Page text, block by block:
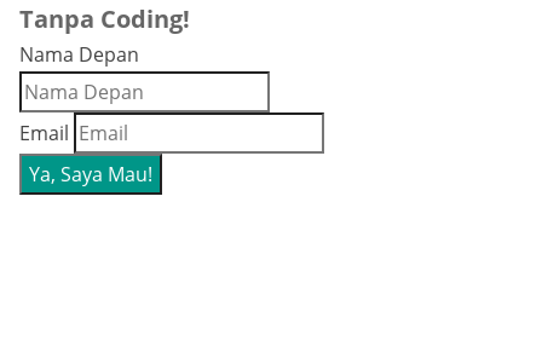
Tanpa Coding!
Nama Depan
Email